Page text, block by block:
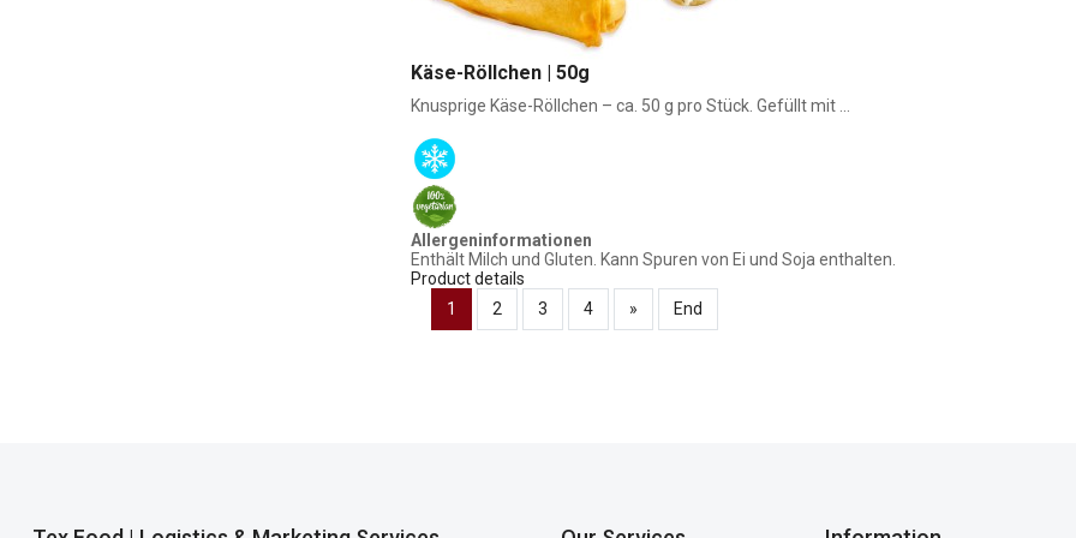
Käse-Röllchen | 50g
Knusprige Käse-Röllchen – ca. 50 g pro Stück. Gefüllt mit ...
Allergeninformationen
Enthält Milch und Gluten. Kann Spuren von Ei und Soja enthalten.
Product details
1
2 3 4 » End